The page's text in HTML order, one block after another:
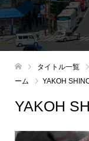
タイトル一覧
ーム
YAKOH
YAKOH